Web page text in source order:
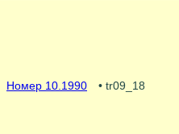
Номер 10.1990 • tr09_18